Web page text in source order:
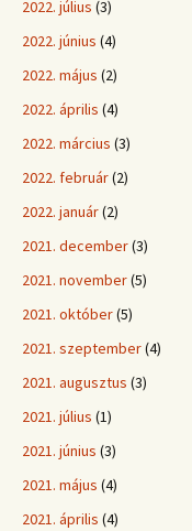
2022. július (3)
2022. június (4)
2022. május (2)
2022. április (4)
2022. március (3)
2022. február(2)
2022. január(2)
2021. december(3)
2021. november(5)
2021. október(5)
2021. szeptember(4)
2021. augusztus (3)
2021. július (1)
2021. június (3)
2021. május (4)
2021. április (4)